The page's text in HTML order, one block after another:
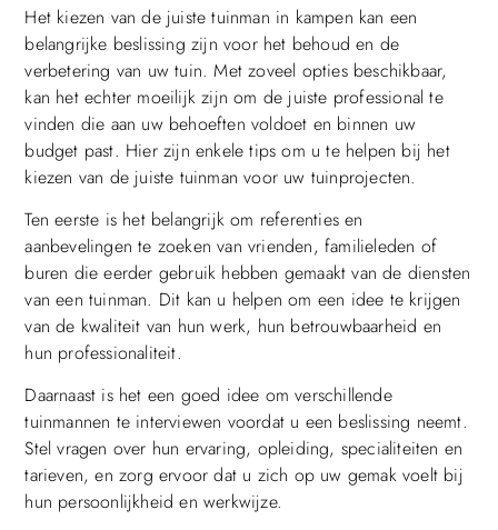
Het kiezen van de juiste tuinman in kampen kan een
belangrijke beslissing zijn voor het behoud en de
verbetering van uw tuin. Met zoveel opties beschikbaar,
kan het echter moeilijk zijn om de juiste professional te
vinden die aan uw behoeften voldoet en binnen uw
budget past. Hier zijn enkele tips om u te helpen bij het
kiezen van de juiste tuinman voor uw tuinprojecten.
Ten eerste is het belangrijk om referenties en
aanbevelingen te zoeken van vrienden, familieleden of
buren die eerder gebruik hebben gemaakt van de diensten
van een tuinman. Dit kan u helpen om een idee te krijgen
van de kwaliteit van hun werk, hun betrouwbaarheid en
hun professionaliteit.
Daarnaast is het een goed idee om verschillende
tuinmannen te interviewen voordat u een beslissing neemt.
Stel vragen over hun ervaring, opleiding, specialiteiten en
tarieven, en zorg ervoor dat u zich op uw gemak voelt bij
hun persoonlijkheid en werkwijze.